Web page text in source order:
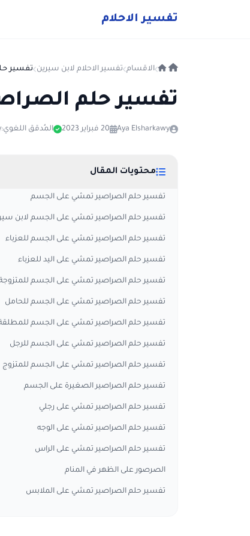
تفسير الاحلام
الاقسام تفسير الاحلام لابن سيرين تفسير
تفسير حلم
Aya Elsharkawy 20 فبراير 2023 المُدقق اللغوي:
محتويات المقال
تفسير حلم الصراصير تمشي على الجسم
تفسير حلم الصراصير تمشي على الجسم لابن
تفسير حلم الصراصير تمشي على الجسم للعزباء
تفسير حلم الصراصير تمشي على اليد للعزباء
تفسير حلم الصراصير تمشي على الجسم
تفسير حلم الصراصير تمشي على الجسم للحامل
تفسير حلم الصراصير تمشي على الجسم
تفسير حلم الصراصير تمشي على الجسم للرجل
تفسير حلم الصراصير تمشي على الجسم للمتزوج
تفسير حلم الصراصير الصغيرة على الجسم
تفسير حلم الصراصير تمشي على رجلي
تفسير حلم الصراصير تمشي على الوجه
تفسير حلم الصراصير تمشي على الراس
الصرصور على الظهر في المنام
تفسير حلم الصراصير تمشي على الملابس